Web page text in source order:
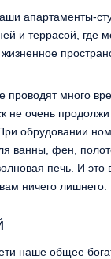
апартаменты-
и террасой, где
проводят много
не очень
обрудовании
ванны, фен,
печь. И это
ничего лишнего.
наше общее